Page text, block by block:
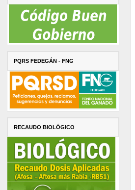
PQRS FEDEGÁN - FNG
RECAUDO BIOLÓGICO